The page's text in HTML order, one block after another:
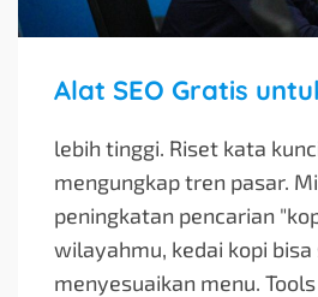
lebih tinggi. Riset kata
mengungkap tren pasar.
peningkatan pencarian
wilayahmu, kedai kopi bisa
menyesuaikan menu.